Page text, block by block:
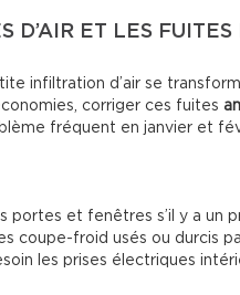
D’AIR ET LES
infiltration d’air se
corriger ces fuites
fréquent en janvier et
portes et fenêtres s’il y a un
coupe-froid usés ou durcis
les prises électriques